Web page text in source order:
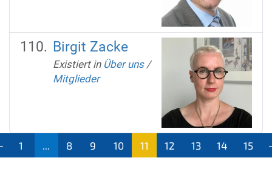
Birgit Zacke
Existiert in Über uns /
Mitglieder
1 8 9 10
11
12 13 14 15